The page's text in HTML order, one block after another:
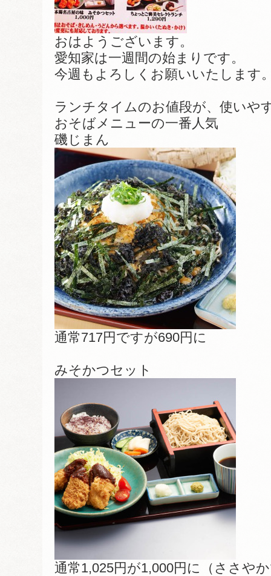
おはようございます。
愛知家は一週間の始まりです。
今週もよろしくお願いいたします
ランチタイムのお値段が、使いや
おそばメニューの一番人気
磯じまん
通常717円ですが690円に
みそかつセット
通常1,025円が1,000円に（ささや